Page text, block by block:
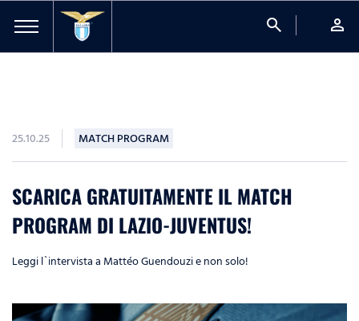
search person
25.10.25 MATCH PROGRAM
SCARICA GRATUITAMENTE IL MATCH
PROGRAM DI LAZIO-JUVENTUS!
Leggi l`intervista a Mattéo Guendouzi e non solo!